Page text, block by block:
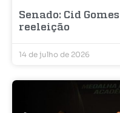
Senado: Cid
reeleição
14 de julho de 2026